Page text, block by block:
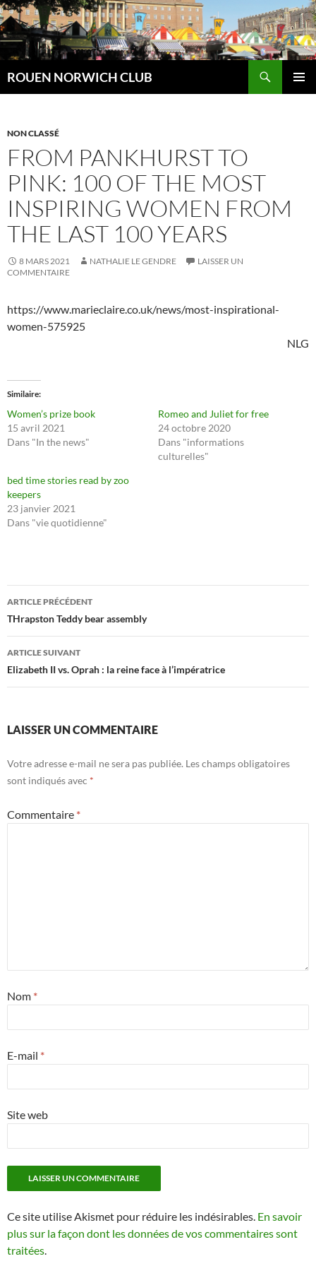
Aller
au
contenu
ROUEN NORWICH CLUB
NON CLASSÉ
FROM PANKHURST TO
PINK: 100 OF THE MOST
INSPIRING WOMEN FROM
THE LAST 100 YEARS
8 MARS 2021 NATHALIE LE GENDRE
LAISSER UN
COMMENTAIRE
https://www.marieclaire.co.uk/news/most-inspirational-
women-575925
NLG
Similaire
Women’s prize book
15 avril 2021
Dans "In the news"
Romeo and Juliet for free
24 octobre 2020
Dans "informations
culturelles"
bed time stories read by zoo
keepers
23 janvier 2021
Dans "vie quotidienne"
Navigation
des
articles
ARTICLE PRÉCÉDENT
THrapston Teddy bear assembly
ARTICLE SUIVANT
Elizabeth II vs. Oprah : la reine face à l’impératrice
LAISSER UN COMMENTAIRE
Votre adresse e-mail ne sera pas publiée. Les champs obligatoires
sont indiqués avec *
Commentaire *
Nom *
E-mail *
Site web
Ce site utilise Akismet pour réduire les indésirables. En savoir
plus sur la façon dont les données de vos commentaires sont
traitées.